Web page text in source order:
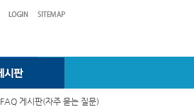
FAQ 게시판(자주 묻는 질문)